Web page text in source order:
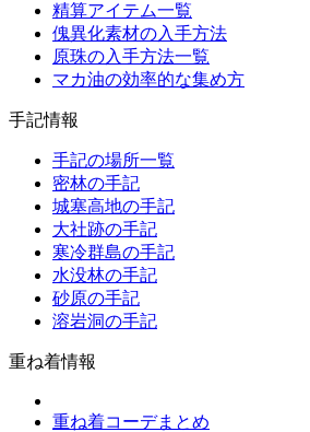
精算アイテム一覧
傀異化素材の入手方法
原珠の入手方法一覧
マカ油の効率的な集め方
手記情報
手記の場所一覧
密林の手記
城塞高地の手記
大社跡の手記
寒冷群島の手記
水没林の手記
砂原の手記
溶岩洞の手記
重ね着情報
重ね着コーデまとめ